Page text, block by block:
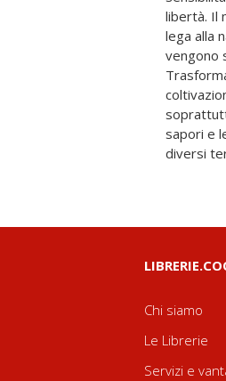
libertà. Il
lega alla
vengono
sapori e
diversi
scordare
analizza
tuttora
quella
Chi siamo
Le Librerie
Servizi e